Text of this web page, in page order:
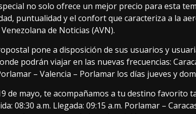
no solo ofrece un mejor precio para esta
puntualidad y el confort que caracteriza a la
de Noticias (AVN).
pone a disposición de sus usuarios y
podrán viajar en las nuevas frecuencias:
– Valencia – Porlamar los días jueves y
de mayo, te acompañamos a tu destino favorito
08:30 a.m. Llegada: 09:15 a.m. Porlamar –